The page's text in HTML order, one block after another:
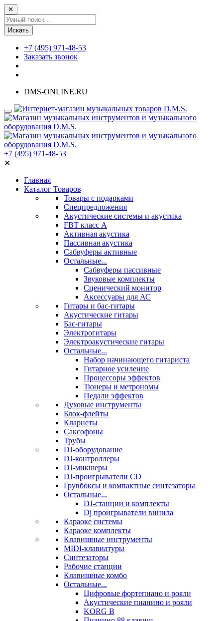
✕
Искать
+7 (495) 971-48-53
Заказать звонок
DMS-ONLINE.RU
+7 (495) 971-48-53
✕
Главная
Каталог Товаров
Товары с подарками
Спецпредложения
Акустические системы и акустика
FBT класс А
Активная акустика
Пассивная акустика
Сабвуферы активные
Остальные...
Сабвуферы пассивные
Звуковые комплекты
Сценический монитор
Аксессуары для АС
Гитары и бас-гитары
Акустические гитары
Бас-гитары
Электрогитары
Электроакустические гитары
Остальные...
Набор начинающего гитариста
Гитарное усиление
Процессоры эффектов
Тюнеры и метрономы
Педали эффектов
Духовые инструменты
Блок-флейты
Кларнеты
Саксофоны
Трубы
DJ-оборудование
DJ-контроллеры
DJ-микшеры
DJ-проигрыватели CD
Грувбоксы и компактные синтезаторы
Остальные...
DJ-станции и комплекты
Dj проигрыватели винила
Караоке системы
Караоке комплекты
Клавишные инструменты
MIDI-клавиатуры
Синтезаторы
Рабочие станции
Клавишные комбо
Остальные...
Цифровые фортепиано и рояли
Акустические пианино и рояли
KORG B